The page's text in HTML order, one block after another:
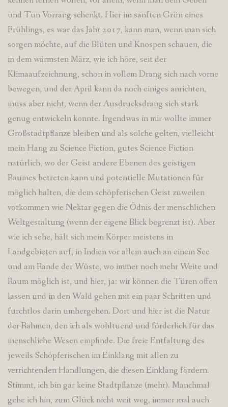
und Tun Vorrang schenkt. Hier im sanften Grün eines
Frühlings, es war das Jahr 2017, kann man, wenn man sich
sorgen möchte, auf die Blüten und Knospen schauen, die
in dem wärmsten März, wie ich höre, seit der
Klimaaufzeichnung, schon in vollem Drang sich nach vorne
bewegen, und der April kann da noch einiges anrichten,
muss aber nicht, wenn der Ausdrucksdrang sich stark
genug entwickeln konnte. Irgendwas in mir wollte immer
Großstadtpflanze bleiben und als solche gelten, vielleicht
mein Hang zu Science Fiction, gutes Science Fiction
natürlich, wo der Geist andere Ebenen des geistigen
Raumes betreten kann und potentielle Mutationen für
möglich halten, die dem schöpferischen Geist zuweilen
vorkommen wie Nektar gegen die Ödnis der menschlichen
Weltgestaltung (wenn der eigene Blick begrenzt ist). Aber
wie ich sehe, hält sich mein Körper meistens in
Landgebieten auf, in Indien vor allem auch an einem See
und am Rande der Wüste, wo immer noch mehr Weite und
Raum möglich ist, und hier, ja: wir können die Türen offen
lassen und in den Wald gehen mit ein paar Schritten und
furchtlos darin umhergehen. Dort und hier ist die Natur
der Rahmen, den ich als wohltuend und förderlich für das
menschliche Wesen empfinde. Die freie Entfaltung des
jeweils Schöpferischen im Einklang mit allen zu
verrichtenden Handlungen, die diesen Einklang fördern.
Stimmt, ich bin gar keine Stadtpflanze (mehr). Manchmal
gehe ich hin, zum Glück nicht weit weg, immer mal auch